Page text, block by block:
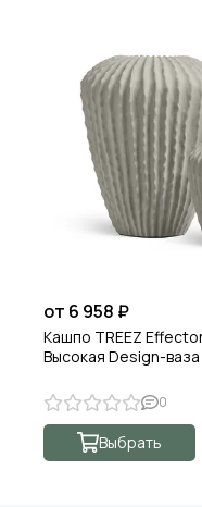
от 6 958 ₽
Кашпо TREEZ
Высокая Design-ваза
0
Выбрать